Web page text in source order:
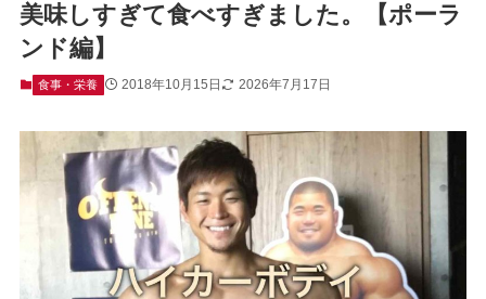
美味しすぎて食べすぎました。【ポーラ
ンド編】
食事・栄養 2018年10月15日 2026年7月17日